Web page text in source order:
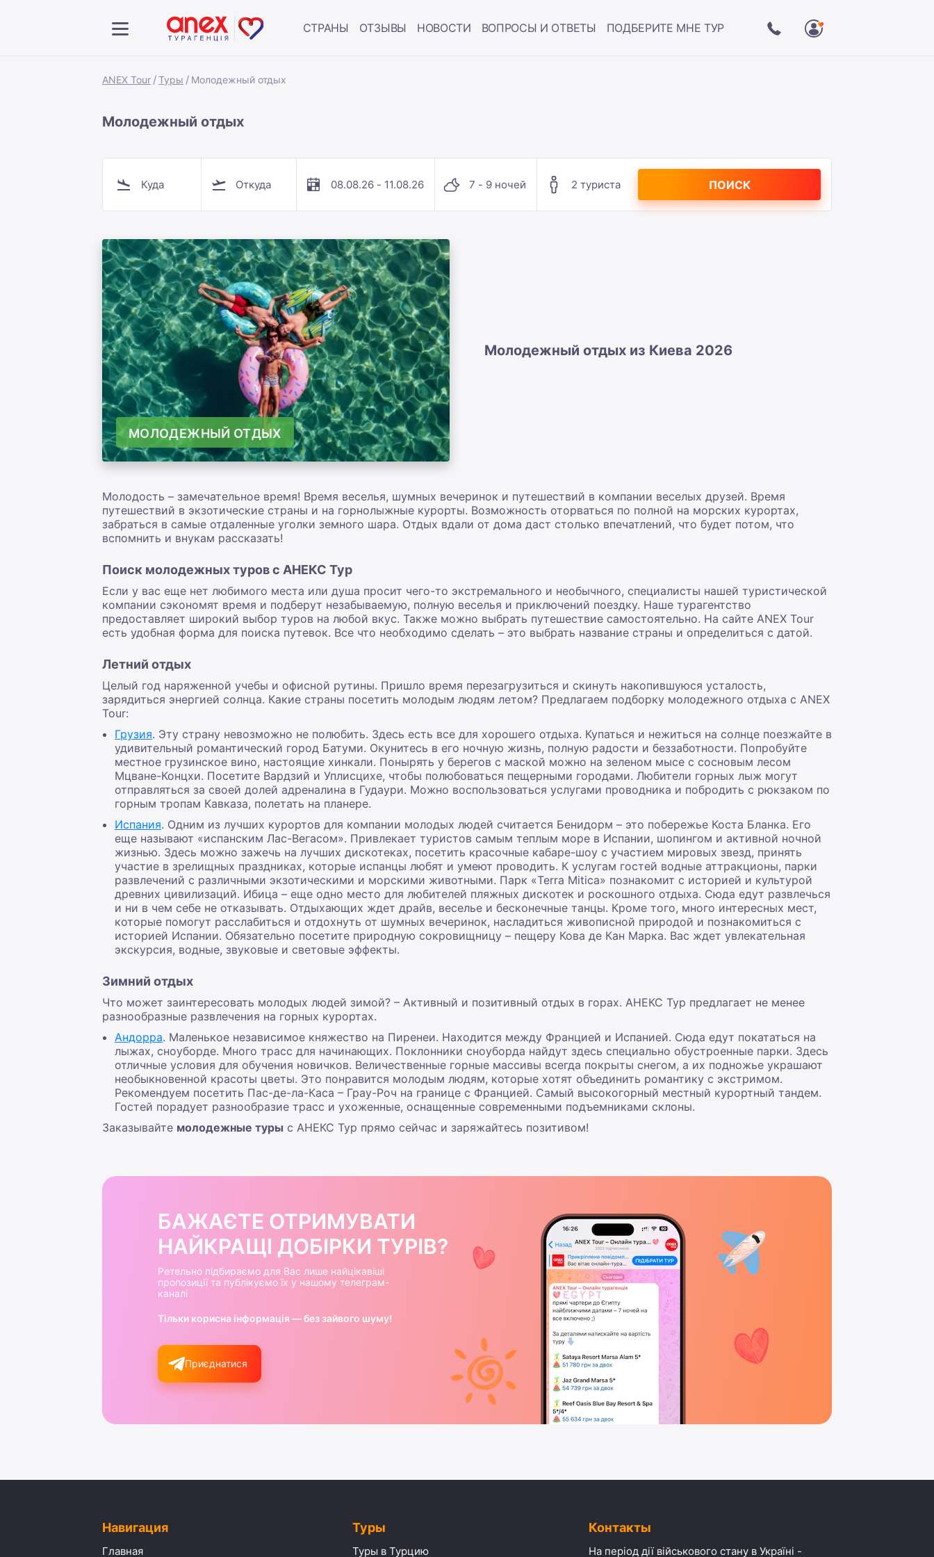
СТРАНЫ ОТЗЫВЫ НОВОСТИ ВОПРОСЫ И ОТВЕТЫ ПОДБЕРИТЕ МНЕ ТУР
ANEX Tour Туры Молодежный отдых
Молодежный отдых
Куда Откуда 08.08.26 - 11.08.26 7 - 9 ночей 2 туриста ПОИСК
МОЛОДЕЖНЫЙ ОТДЫХ
Молодежный отдых из Киева 2026
Молодость – замечательное время! Время веселья, шумных вечеринок и путешествий в компании веселых друзей. Время
путешествий в экзотические страны и на горнолыжные курорты. Возможность оторваться по полной на морских курортах,
забраться в самые отдаленные уголки земного шара. Отдых вдали от дома даст столько впечатлений, что будет потом, что
вспомнить и внукам рассказать!
Поиск молодежных туров с АНЕКС Тур
Если у вас еще нет любимого места или душа просит чего-то экстремального и необычного, специалисты нашей туристической
компании сэкономят время и подберут незабываемую, полную веселья и приключений поездку. Наше турагентство
предоставляет широкий выбор туров на любой вкус. Также можно выбрать путешествие самостоятельно. На сайте ANEX Tour
есть удобная форма для поиска путевок. Все что необходимо сделать – это выбрать название страны и определиться с датой.
Летний отдых
Целый год наряженной учебы и офисной рутины. Пришло время перезагрузиться и скинуть накопившуюся усталость,
зарядиться энергией солнца. Какие страны посетить молодым людям летом? Предлагаем подборку молодежного отдыха с ANEX
Tour:
Грузия. Эту страну невозможно не полюбить. Здесь есть все для хорошего отдыха. Купаться и нежиться на солнце поезжайте в
удивительный романтический город Батуми. Окунитесь в его ночную жизнь, полную радости и беззаботности. Попробуйте
местное грузинское вино, настоящие хинкали. Понырять у берегов с маской можно на зеленом мысе с сосновым лесом
Мцване-Концхи. Посетите Вардзий и Уплисцихе, чтобы полюбоваться пещерными городами. Любители горных лыж могут
отправляться за своей долей адреналина в Гудаури. Можно воспользоваться услугами проводника и побродить с рюкзаком по
горным тропам Кавказа, полетать на планере.
Испания. Одним из лучших курортов для компании молодых людей считается Бенидорм – это побережье Коста Бланка. Его
еще называют «испанским Лас-Вегасом». Привлекает туристов самым теплым море в Испании, шопингом и активной ночной
жизнью. Здесь можно зажечь на лучших дискотеках, посетить красочные кабаре-шоу с участием мировых звезд, принять
участие в зрелищных праздниках, которые испанцы любят и умеют проводить. К услугам гостей водные аттракционы, парки
развлечений с различными экзотическими и морскими животными. Парк «Terra Mitica» познакомит с историей и культурой
древних цивилизаций. Ибица – еще одно место для любителей пляжных дискотек и роскошного отдыха. Сюда едут развлечься
и ни в чем себе не отказывать. Отдыхающих ждет драйв, веселье и бесконечные танцы. Кроме того, много интересных мест,
которые помогут расслабиться и отдохнуть от шумных вечеринок, насладиться живописной природой и познакомиться с
историей Испании. Обязательно посетите природную сокровищницу – пещеру Кова де Кан Марка. Вас ждет увлекательная
экскурсия, водные, звуковые и световые эффекты.
Зимний отдых
Что может заинтересовать молодых людей зимой? – Активный и позитивный отдых в горах. АНЕКС Тур предлагает не менее
разнообразные развлечения на горных курортах.
Андорра. Маленькое независимое княжество на Пиренеи. Находится между Францией и Испанией. Сюда едут покататься на
лыжах, сноуборде. Много трасс для начинающих. Поклонники сноуборда найдут здесь специально обустроенные парки. Здесь
отличные условия для обучения новичков. Величественные горные массивы всегда покрыты снегом, а их подножье украшают
необыкновенной красоты цветы. Это понравится молодым людям, которые хотят объединить романтику с экстримом.
Рекомендуем посетить Пас-де-ла-Каса – Грау-Роч на границе с Францией. Самый высокогорный местный курортный тандем.
Гостей порадует разнообразие трасс и ухоженные, оснащенные современными подъемниками склоны.
Заказывайте молодежные туры с АНЕКС Тур прямо сейчас и заряжайтесь позитивом!
БАЖАЄТЕ ОТРИМУВАТИ
НАЙКРАЩІ ДОБІРКИ ТУРІВ?
Ретельно підбираємо для Вас лише найцікавіші
пропозиції та публікуємо їх у нашому телеграм-
каналі
Тільки корисна інформація — без зайвого шуму!
Приєднатися
Навигация
Главная
Туры
Туры в Турцию
Контакты
На період дії військового стану в Україні -